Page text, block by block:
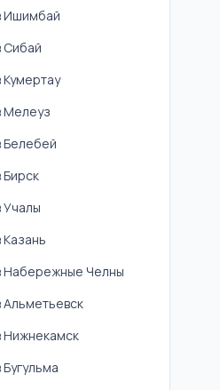
Ишимбай
Сибай
Мелеуз
Белебей
Учалы
Набережные Челны
Альметьевск
Нижнекамск